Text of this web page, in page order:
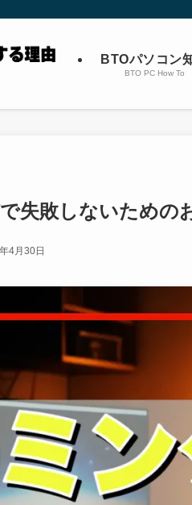
BTOパソコン
BTO PC How To
失敗しないための
4月30日